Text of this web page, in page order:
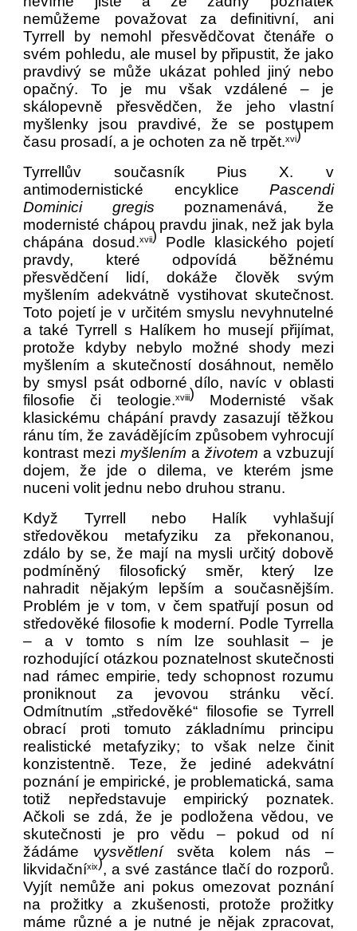
nemůžeme považovat za definitivní, ani
Tyrrell by nemohl přesvědčovat čtenáře o
svém pohledu, ale musel by připustit, že jako
pravdivý se může ukázat pohled jiný nebo
opačný. To je mu však vzdálené – je
skálopevně přesvědčen, že jeho vlastní
myšlenky jsou pravdivé, že se postupem
času prosadí, a je ochoten za ně trpět.xvi)
Tyrrellův současník Pius X. v
antimodernistické encyklice Pascendi
Dominici gregis poznamenává, že
modernisté chápou pravdu jinak, než jak byla
chápána dosud.xvii) Podle klasického pojetí
pravdy, které odpovídá běžnému
přesvědčení lidí, dokáže člověk svým
myšlením adekvátně vystihovat skutečnost.
Toto pojetí je v určitém smyslu nevyhnutelné
a také Tyrrell s Halíkem ho musejí přijímat,
protože kdyby nebylo možné shody mezi
myšlením a skutečností dosáhnout, nemělo
by smysl psát odborné dílo, navíc v oblasti
filosofie či teologie.xviii) Modernisté však
klasickému chápání pravdy zasazují těžkou
ránu tím, že zavádějícím způsobem vyhrocují
kontrast mezimyšlením a životem a vzbuzují
dojem, že jde o dilema, ve kterém jsme
nuceni volit jednu nebo druhou stranu.
Když Tyrrell nebo Halík vyhlašují
středověkou metafyziku za překonanou,
zdálo by se, že mají na mysli určitý dobově
podmíněný filosofický směr, který lze
nahradit nějakým lepším a současnějším.
Problém je v tom, v čem spatřují posun od
středověké filosofie k moderní. Podle Tyrrella
– a v tomto s ním lze souhlasit – je
rozhodující otázkou poznatelnost skutečnosti
nad rámec empirie, tedy schopnost rozumu
proniknout za jevovou stránku věcí.
Odmítnutím „středověké“ filosofie se Tyrrell
obrací proti tomuto základnímu principu
realistické metafyziky; to však nelze činit
konzistentně. Teze, že jediné adekvátní
poznání je empirické, je problematická, sama
totiž nepředstavuje empirický poznatek.
Ačkoli se zdá, že je podložena vědou, ve
skutečnosti je pro vědu – pokud od ní
žádáme vysvětlenísvěta kolem nás –
likvidačníxix), a své zastánce tlačí do rozporů.
Vyjít nemůže ani pokus omezovat poznání
na prožitky a zkušenosti, protože prožitky
máme různé a je nutné je nějak zpracovat,